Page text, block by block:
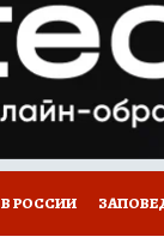
РОССИИ